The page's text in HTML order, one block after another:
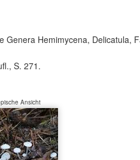
Genera Hemimycena, Delicatula,
S. 271.
Ansicht